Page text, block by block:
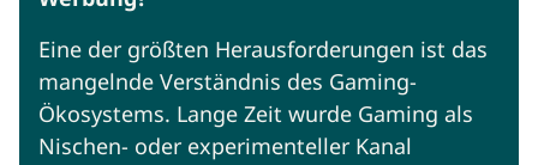
Eine der größten Herausforderungen ist das
mangelnde Verständnis des Gaming-
Ökosystems. Lange Zeit wurde Gaming als
Nischen- oder experimenteller Kanal